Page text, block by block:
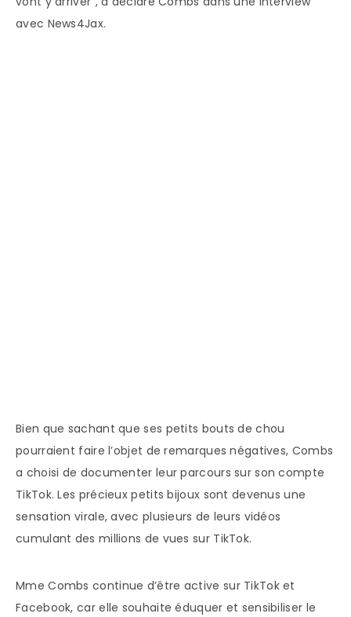
avec News4Jax.
Bien que sachant que ses petits bouts de chou
pourraient faire l’objet de remarques négatives, Combs
a choisi de documenter leur parcours sur son compte
TikTok. Les précieux petits bijoux sont devenus une
sensation virale, avec plusieurs de leurs vidéos
cumulant des millions de vues sur TikTok.
Mme Combs continue d’être active sur TikTok et
Facebook, car elle souhaite éduquer et sensibiliser le